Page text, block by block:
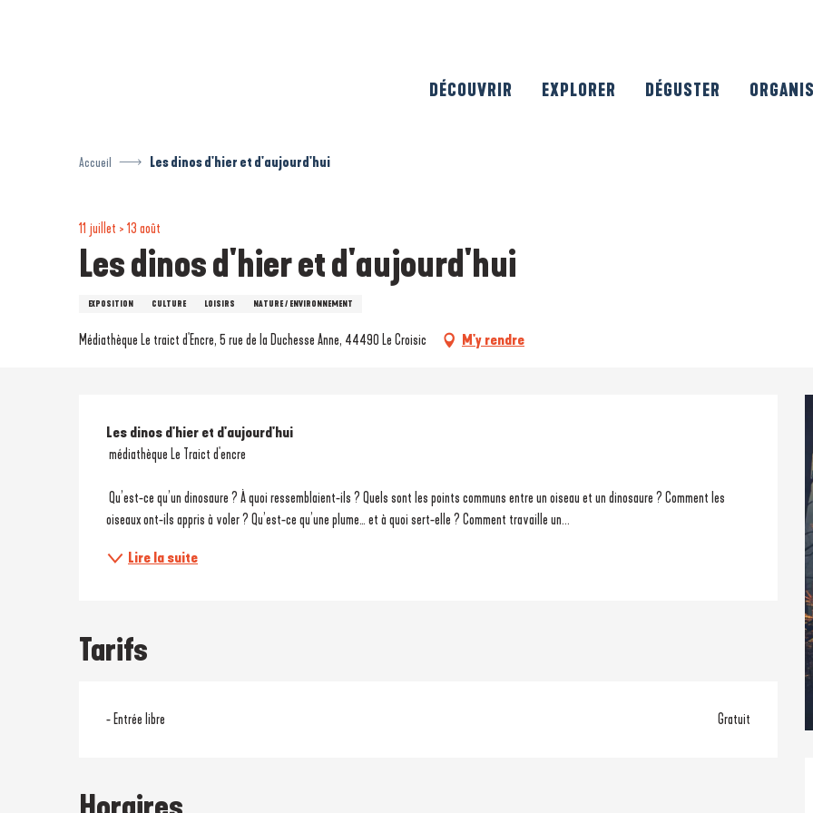
DÉCOUVRIR EXPLORER DÉGUSTER
Accueil Les dinos d'hier et d'aujourd'hui
11 juillet > 13 août
Les dinos d'hier et d'aujourd'hui
EXPOSITION CULTURE LOISIRS NATURE / ENVIRONNEMENT
Médiathèque Le traict d'Encre, 5 rue de la Duchesse Anne, 44490 Le Croisic M'y rendre
Description
Les dinos d'hier et d'aujourd'hui
médiathèque Le Traict d'encre
Qu’est-ce qu’un dinosaure ? À quoi ressemblaient-ils ? Quels sont les points communs entre un oiseau et un dinosaure ? Comment les
oiseaux ont-ils appris à voler ? Qu’est-ce qu’une plume… et à quoi sert-elle ? Comment travaille un...
Lire la suite
Tarifs
- Entrée libre Gratuit